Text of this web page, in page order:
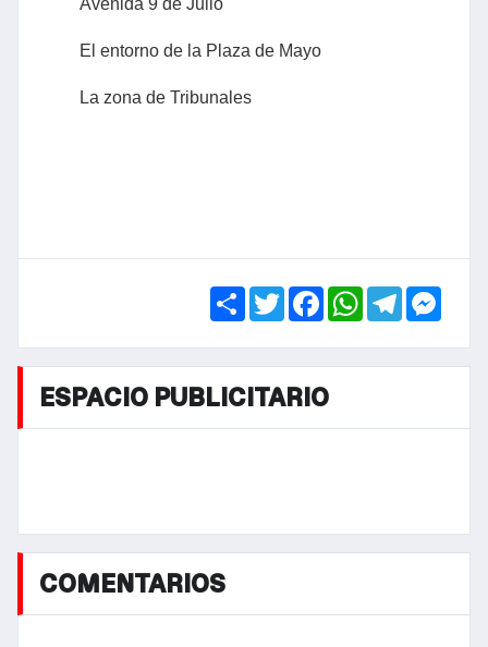
Avenida 9 de Julio
El entorno de la Plaza de Mayo
La zona de Tribunales
ShareTwitterFacebook
WhatsApp
ESPACIO PUBLICITARIO
COMENTARIOS